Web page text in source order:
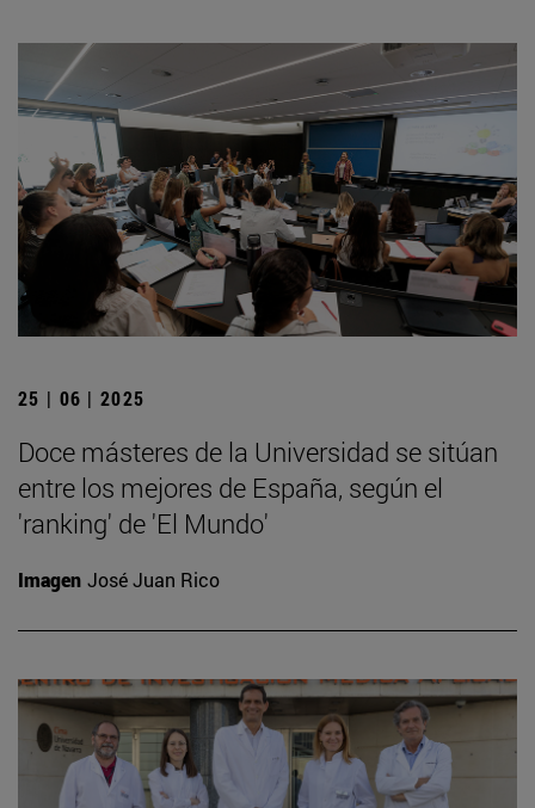
25 | 06 | 2025
Doce másteres de la Universidad se sitúan
entre los mejores de España, según el
'ranking' de 'El Mundo'
Imagen José Juan Rico